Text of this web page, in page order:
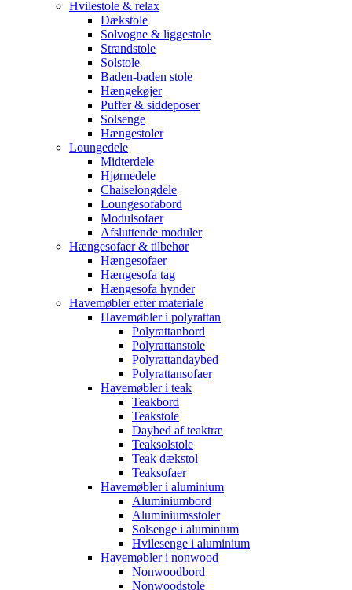
Hvilestole & relax
Dækstole
Solvogne & liggestole
Strandstole
Solstole
Baden-baden stole
Hængekøjer
Puffer & siddeposer
Solsenge
Hængestoler
Loungedele
Midterdele
Hjørnedele
Chaiselongdele
Loungesofabord
Modulsofaer
Afsluttende moduler
Hængesofaer & tilbehør
Hængesofaer
Hængesofa tag
Hængesofa hynder
Havemøbler efter materiale
Havemøbler i polyrattan
Polyrattanbord
Polyrattanstole
Polyrattandaybed
Polyrattansofaer
Havemøbler i teak
Teakbord
Teakstole
Daybed af teaktræ
Teaksolstole
Teak dækstol
Teaksofaer
Havemøbler i aluminium
Aluminiumbord
Aluminiumsstoler
Solsenge i aluminium
Hvilesenge i aluminium
Havemøbler i nonwood
Nonwoodbord
Nonwoodstole